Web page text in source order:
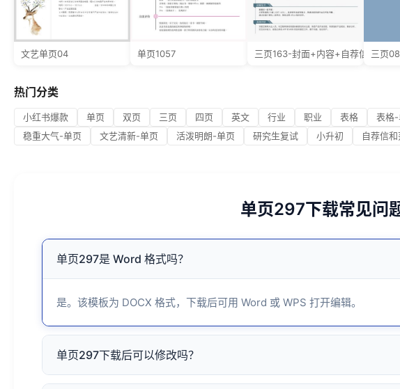
文艺单页04 单页1057 三页163-封面+内容+自荐信 三页
热门分类
小红书爆款 单页 双页 三页 四页 英文 行业 职业 表格 表格-
稳重大气-单页
文艺清新-单页 活泼明朗-单页 研究生复试 小升初 自荐信
单页297下载常见问
单页297是 Word 格式吗？
是。该模板为 DOCX 格式，下载后可用 Word 或 WPS 打开编辑。
单页297下载后可以修改吗？